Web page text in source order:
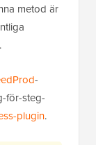
metod är
-
för-steg-
plugin.